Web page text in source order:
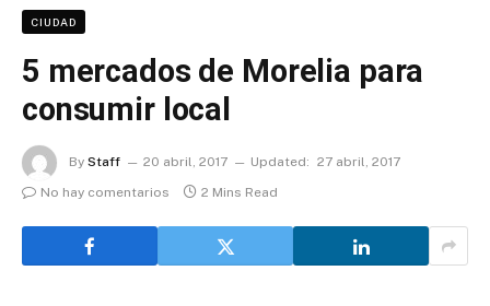
CIUDAD
5 mercados de Morelia para
consumir local
By Staff 20 abril, 2017 Updated: 27 abril, 2017
No hay comentarios
2 Mins Read